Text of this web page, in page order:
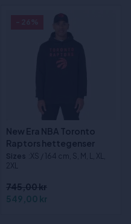
New Era NBA Toronto
Raptors hettegenser
Sizes :XS / 164 cm, S, M, L, XL,
2XL
745,00 kr
549,00 kr